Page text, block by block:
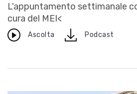
L'appuntamento settimanale
cura del MEI<
Ascolta downloadPodcast